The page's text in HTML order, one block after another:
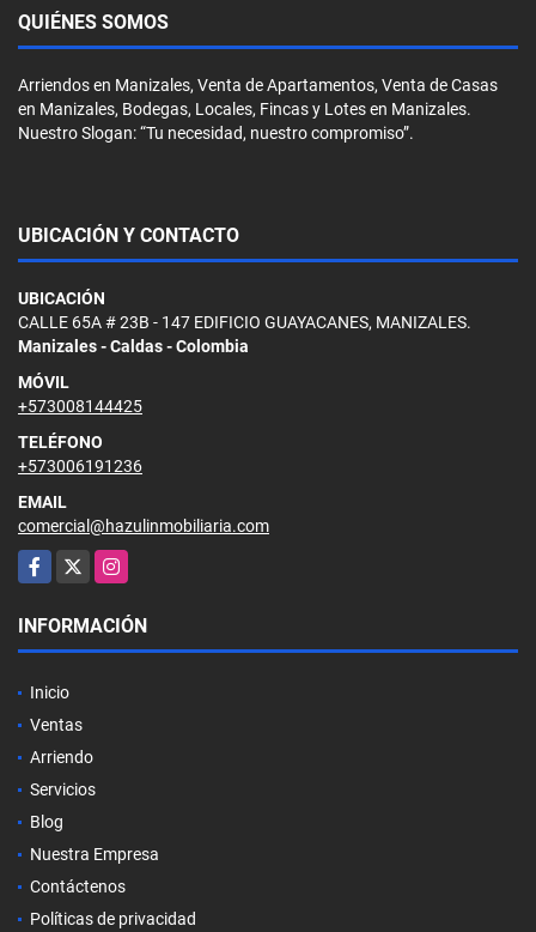
QUIÉNES SOMOS
Arriendos en Manizales, Venta de Apartamentos, Venta de Casas
en Manizales, Bodegas, Locales, Fincas y Lotes en Manizales.
Nuestro Slogan: “Tu necesidad, nuestro compromiso”.
UBICACIÓN Y CONTACTO
UBICACIÓN
CALLE 65A # 23B - 147 EDIFICIO GUAYACANES, MANIZALES.
Manizales - Caldas - Colombia
MÓVIL
+573008144425
TELÉFONO
+573006191236
EMAIL
comercial@hazulinmobiliaria.com
Facebook
X Instagram
INFORMACIÓN
Inicio
Ventas
Arriendo
Servicios
Blog
Nuestra Empresa
Contáctenos
Políticas de privacidad